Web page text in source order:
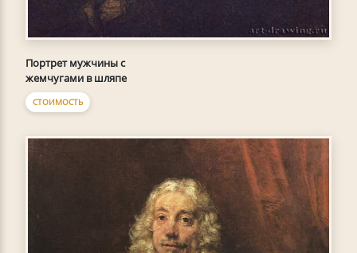
Портрет мужчины с
жемчугами в шляпе
СТОИМОСТЬ